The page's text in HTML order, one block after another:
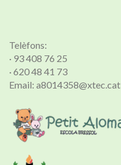
Telèfons:
· 93 408 76 25
· 620 48 41 73
Email: a8014358@xtec.cat